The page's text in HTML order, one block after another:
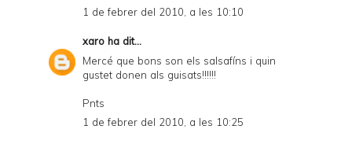
1 de febrer del 2010, a les 10:10
xaro ha dit...
Mercé que bons son els salsafíns i quin
gustet donen als guisats!!!!!!
Pnts
1 de febrer del 2010, a les 10:25